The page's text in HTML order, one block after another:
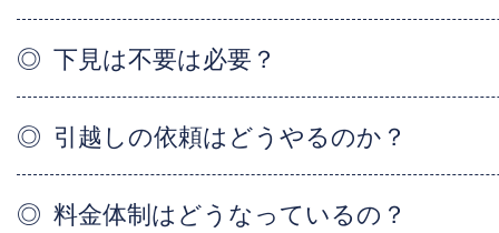
下見は不要は必要？
引越しの依頼はどうやるのか？
料金体制はどうなっているの？